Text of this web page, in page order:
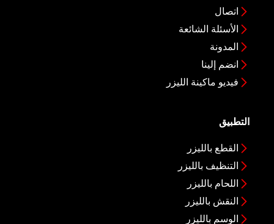
اتصال
الأسئلة الشائعة
المدونة
انضم إلينا
فيديو ماكينة الليزر
التطبيق
القطع بالليزر
التنظيف بالليزر
اللحام بالليزر
النقش بالليزر
الوسم بالليزر